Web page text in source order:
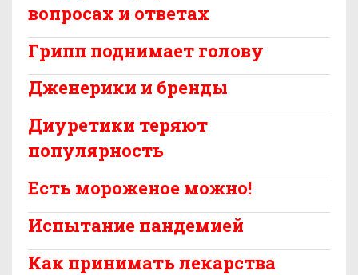
вопросах и ответах
Грипп поднимает голову
Дженерики и бренды
Диуретики теряют
популярность
Есть мороженое можно!
Испытание пандемией
Как принимать лекарства